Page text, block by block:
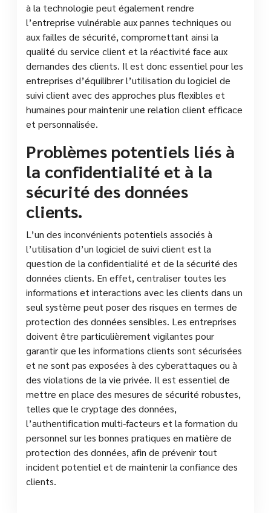
à la technologie peut également rendre
l’entreprise vulnérable aux pannes techniques ou
aux failles de sécurité, compromettant ainsi la
qualité du service client et la réactivité face aux
demandes des clients. Il est donc essentiel pour les
entreprises d’équilibrer l’utilisation du logiciel de
suivi client avec des approches plus flexibles et
humaines pour maintenir une relation client efficace
et personnalisée.
Problèmes potentiels liés à
la confidentialité et à la
sécurité des données
clients.
L’un des inconvénients potentiels associés à
l’utilisation d’un logiciel de suivi client est la
question de la confidentialité et de la sécurité des
données clients. En effet, centraliser toutes les
informations et interactions avec les clients dans un
seul système peut poser des risques en termes de
protection des données sensibles. Les entreprises
doivent être particulièrement vigilantes pour
garantir que les informations clients sont sécurisées
et ne sont pas exposées à des cyberattaques ou à
des violations de la vie privée. Il est essentiel de
mettre en place des mesures de sécurité robustes,
telles que le cryptage des données,
l’authentification multi-facteurs et la formation du
personnel sur les bonnes pratiques en matière de
protection des données, afin de prévenir tout
incident potentiel et de maintenir la confiance des
clients.